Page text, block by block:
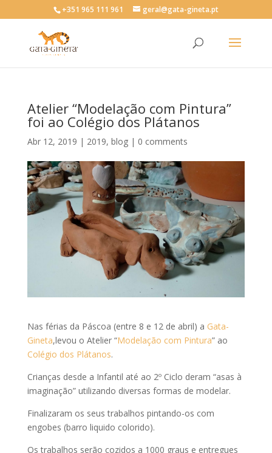
+351 965 111 961 geral@gata-gineta.pt
Atelier “Modelação com Pintura”
foi ao Colégio dos Plátanos
Abr 12, 2019 | 2019, blog| 0 comments
Nas férias da Páscoa (entre 8 e 12 de abril) a Gata-
Gineta,levou o Atelier “Modelação com Pintura” ao
Colégio dos Plátanos.
Crianças desde a Infantil até ao 2º Ciclo deram “asas à
imaginação” utilizando diversas formas de modelar.
Finalizaram os seus trabalhos pintando-os com
engobes (barro liquido colorido).
Os trabalhos serão cozidos a 1000 graus e entregues